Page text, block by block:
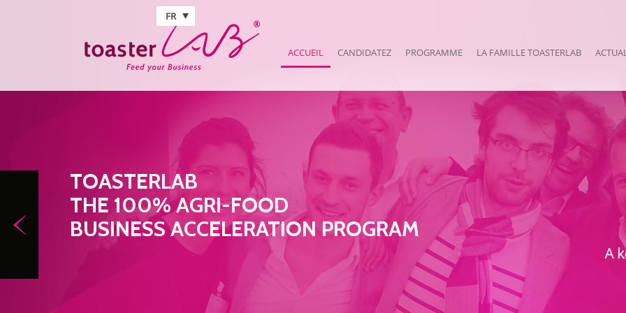
FR
ACCUEIL CANDIDATEZ PROGRAMME LA FAMILLE TOASTERLAB
ALLEZ PLUS VITE VERS LE MARCHÉ
SANS PRISE DE PARTICIPATION !